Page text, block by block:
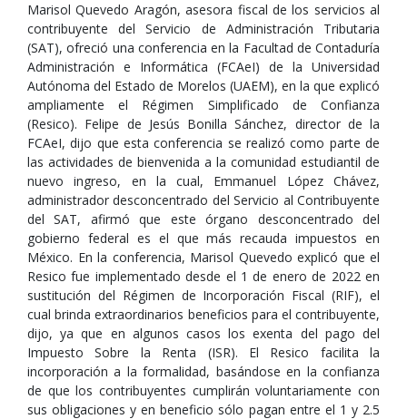
Marisol Quevedo Aragón, asesora fiscal de los servicios al
contribuyente del Servicio de Administración Tributaria
(SAT), ofreció una conferencia en la Facultad de Contaduría
Administración e Informática (FCAeI) de la Universidad
Autónoma del Estado de Morelos (UAEM), en la que explicó
ampliamente el Régimen Simplificado de Confianza
(Resico). Felipe de Jesús Bonilla Sánchez, director de la
FCAeI, dijo que esta conferencia se realizó como parte de
las actividades de bienvenida a la comunidad estudiantil de
nuevo ingreso, en la cual, Emmanuel López Chávez,
administrador desconcentrado del Servicio al Contribuyente
del SAT, afirmó que este órgano desconcentrado del
gobierno federal es el que más recauda impuestos en
México. En la conferencia, Marisol Quevedo explicó que el
Resico fue implementado desde el 1 de enero de 2022 en
sustitución del Régimen de Incorporación Fiscal (RIF), el
cual brinda extraordinarios beneficios para el contribuyente,
dijo, ya que en algunos casos los exenta del pago del
Impuesto Sobre la Renta (ISR). El Resico facilita la
incorporación a la formalidad, basándose en la confianza
de que los contribuyentes cumplirán voluntariamente con
sus obligaciones y en beneficio sólo pagan entre el 1 y 2.5